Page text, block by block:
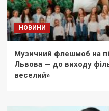
НОВИНИ
Музичний флешмоб на
Львова — до виходу
веселий»